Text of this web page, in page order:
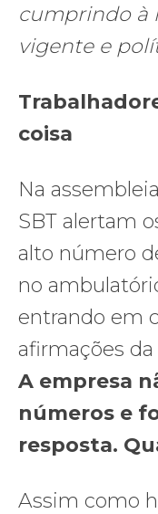
cumprindo à
vigente e
coisa
Na
SBT alertam
alto número
no
entrando em
afirmações da
A empresa
números e
resposta.
Assim como